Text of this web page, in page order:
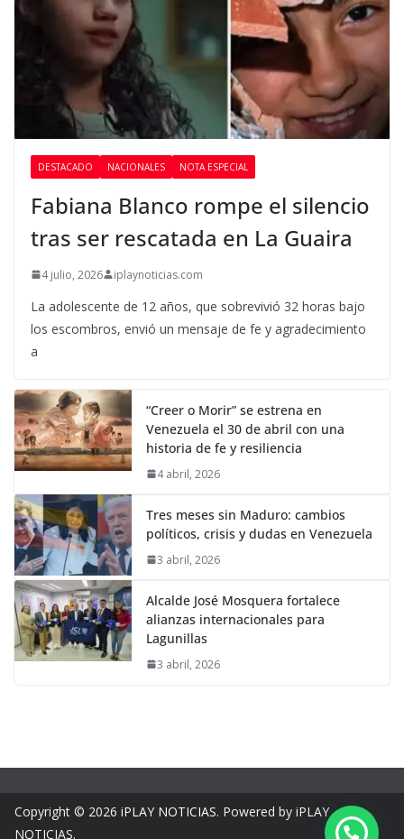
DESTACADO NACIONALES NOTA ESPECIAL
Fabiana Blanco rompe el silencio
tras ser rescatada en La Guaira
4 julio, 2026 iplaynoticias.com
La adolescente de 12 años, que sobrevivió 32 horas bajo
los escombros, envió un mensaje de fe y agradecimiento
a
“Creer o Morir” se estrena en
Venezuela el 30 de abril con una
historia de fe y resiliencia
4 abril, 2026
Tres meses sin Maduro: cambios
políticos, crisis y dudas en Venezuela
3 abril, 2026
Alcalde José Mosquera fortalece
alianzas internacionales para
Lagunillas
3 abril, 2026
Copyright © 2026 iPLAY NOTICIAS. Powered by iPLAY
NOTICIAS.